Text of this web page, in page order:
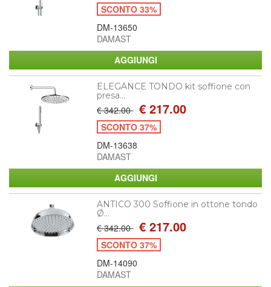
SCONTO 33%
DM-13650
DAMAST
ELEGANCE TONDO kit soffione con
presa...
€ 342.00 € 217.00
SCONTO 37%
DM-13638
DAMAST
ANTICO 300 Soffione in ottone tondo
Ø...
€ 342.00 € 217.00
SCONTO 37%
DM-14090
DAMAST